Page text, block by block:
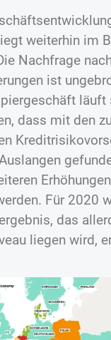
weiterhin im
Nachfrage
ist
läuft
dass mit den
Für 2020
das
liegen wird,